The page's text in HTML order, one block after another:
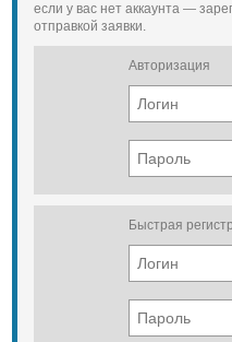
если у вас нет аккаунта —
отправкой заявки.
Авторизация
Быстрая